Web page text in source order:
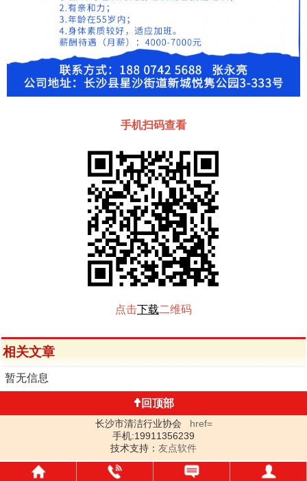
手机扫码查看
点击下载二维码
相关文章
暂无信息
回顶部
长沙市清洁行业协会 href=
手机:19911356239
技术支持： 友点软件